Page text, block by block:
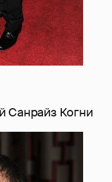
Санрайз Когни